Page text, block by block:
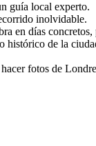
guía local experto.
inolvidable.
en días
histórico de la
fotos de